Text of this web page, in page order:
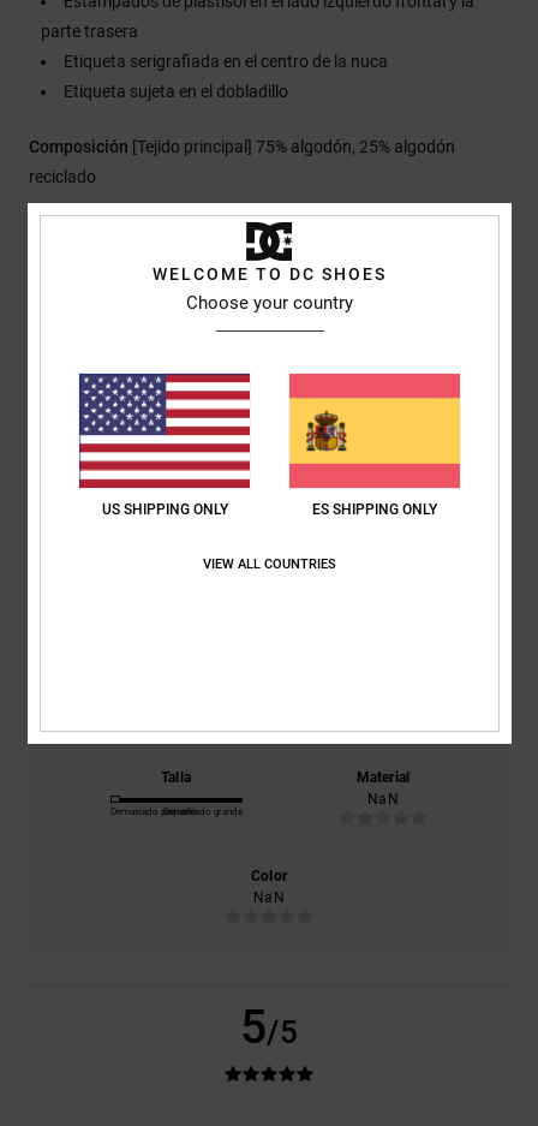
parte trasera
Etiqueta serigrafiada en el centro de la nuca
Etiqueta sujeta en el dobladillo
Composición [Tejido principal] 75% algodón, 25% algodón
reciclado
Envios y Devoluciones
Reseñas de los clientes
Puntuación media
5.0 /5
Talla
Demasiado pequeñoDemasiado grande
Material
NaN
Color
NaN
5/5
WELCOME TO DC SHOES
Choose your country
US SHIPPING ONLY ES SHIPPING ONLY
VIEW ALL COUNTRIES